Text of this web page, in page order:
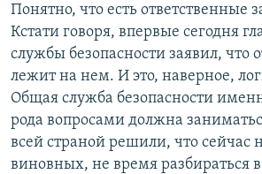
Понятно, что есть ответственные
Кстати говоря, впервые сегодня
службы безопасности заявил, что
лежит на нем. И это, наверное,
Общая служба безопасности
рода вопросами должна
всей страной решили, что сейчас
виновных, не время разбираться